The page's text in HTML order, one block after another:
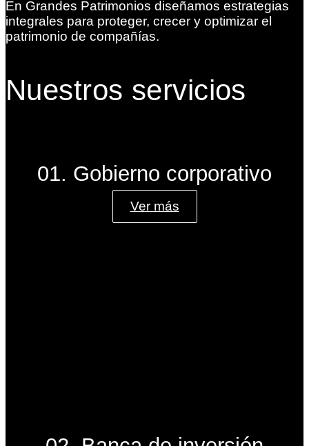
En Grandes Patrimonios diseñamos estrategias
integrales para proteger, crecer y optimizar el
patrimonio de compañías.
Nuestros servicios
01. Gobierno corporativo
Ver más